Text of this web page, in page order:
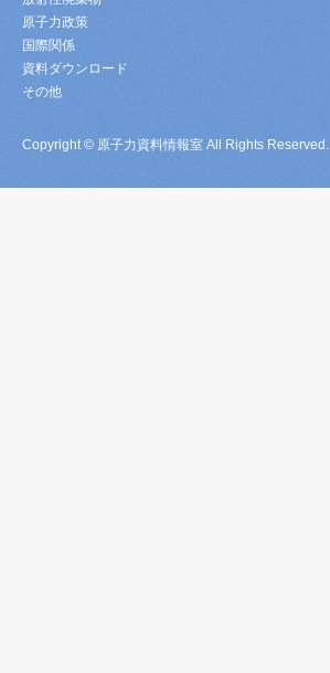
原子力政策
国際関係
資料ダウンロード
その他
Copyright © 原子力資料情報室 All Rights Reserved.